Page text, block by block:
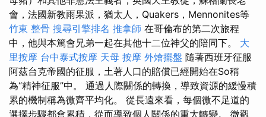
會，法國新教雨果派，猶太人，Quakers，Mennonites等
竹東 整骨 搜尋引擎排名 推拿師 在哥倫布的第二次旅程
中，他與本篤會兄弟一起在其他十二位神父的陪同下。 大
里按摩 台中泰式按摩 天母 按摩 外燴擺盤 隨著西班牙征服
阿茲台克帝國的征服，土著人口的賠償已經開始在So稱
為“精神征服”中。 通過人際關係的轉換，導致資源的緩慢積
累的機制稱為微齊平均化。 從長遠來看，每個微不足道的
選擇步驟都會累積，從而導致個人關係的重大轉變。 微觀